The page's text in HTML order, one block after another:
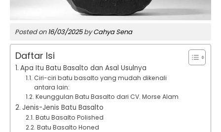
Posted on16/03/2025byCahya Sena
Daftar Isi
Apa Itu Batu Basalto dan Asal Usulnya
Ciri-ciri batu basalto yang mudah dikenali
antara lain:
Keunggulan Batu Basalto dari CV. Morse Alam
Jenis-Jenis Batu Basalto
Batu Basalto Polished
Batu Basalto Honed